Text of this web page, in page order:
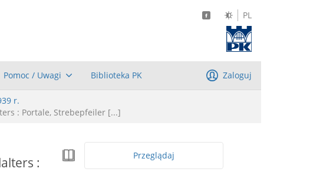
PL
Pomoc / Uwagi Biblioteka PK Zaloguj
r.
: Portale, Strebepfeiler [...]
: Przeglądaj